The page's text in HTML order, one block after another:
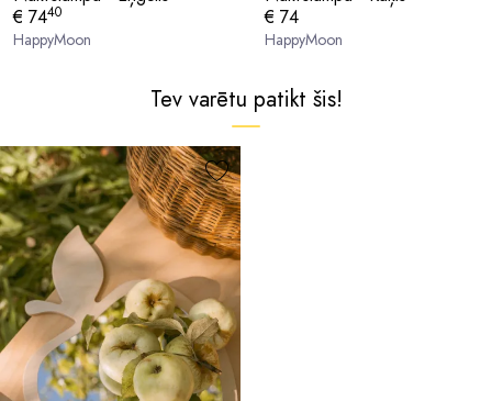
€ 7440
HappyMoon
€ 74
HappyMoon
Tev varētu patikt šis!